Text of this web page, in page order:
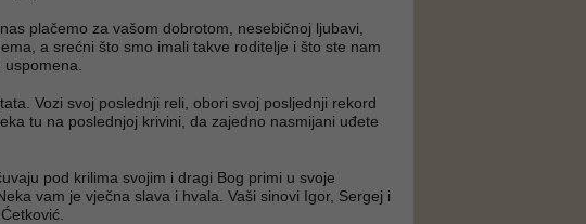
plačemo za vašom dobrotom, nesebičnoj ljubavi,
a srećni što smo imali takve roditelje i što ste nam
Vozi svoj poslednji reli, obori svoj posljednji rekord
tu na poslednjoj krivini, da zajedno nasmijani uđete
pod krilima svojim i dragi Bog primi u svoje
vam je vječna slava i hvala. Vaši sinovi Igor, Sergej i